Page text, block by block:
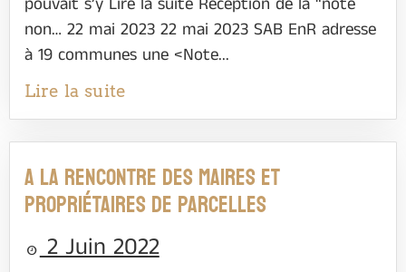
pouvait s’y Lire la suite Reception de la “note
non… 22 mai 2023 22 mai 2023 SAB EnR adresse
à 19 communes une <Note...
Lire la suite
A la rencontre des Maires et
propriétaires de parcelles
2 Juin 2022